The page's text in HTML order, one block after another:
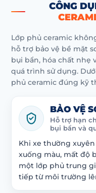
CÔNG
Lớp phủ ceramic
hỗ trợ bảo vệ bề mặt
bụi bẩn, hóa chất nhẹ
quá trình sử dụng.
phủ ceramic đúng kỹ
BẢO VỆ
Hỗ trợ hạn
bụi bẩn và
Khi xe thường
xuống màu, mất độ
một lớp phủ trung
tiếp từ môi trường